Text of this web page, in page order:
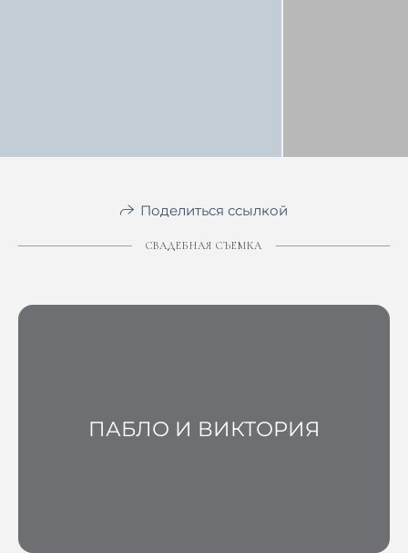
Поделиться ссылкой
СВАДЕБНАЯ СЪЕМКА
ПАБЛО И ВИКТОРИЯ